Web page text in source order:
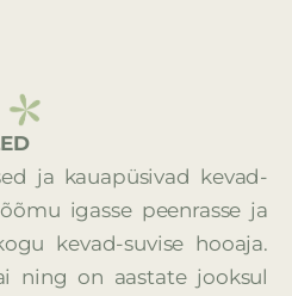
ja kauapüsivad kevad-
igasse peenrasse ja
kevad-suvise hooaja.
ning on aastate jooksul